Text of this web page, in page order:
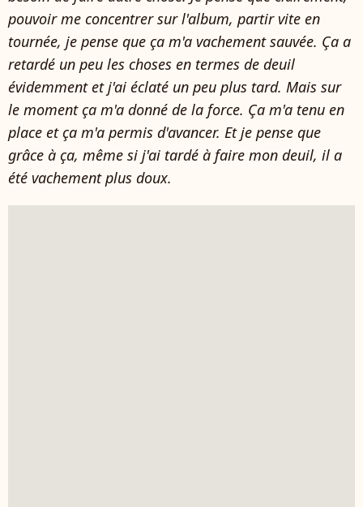
pouvoir me concentrer sur l'album, partir vite en
tournée, je pense que ça m'a vachement sauvée. Ça a
retardé un peu les choses en termes de deuil
évidemment et j'ai éclaté un peu plus tard. Mais sur
le moment ça m'a donné de la force. Ça m'a tenu en
place et ça m'a permis d'avancer. Et je pense que
grâce à ça, même si j'ai tardé à faire mon deuil, il a
été vachement plus doux.